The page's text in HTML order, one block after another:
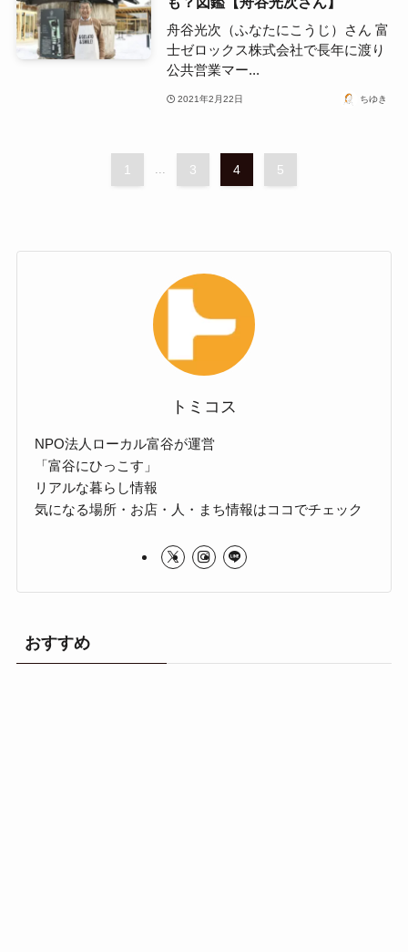
舟谷光次（ふなたにこうじ）さん 富
士ゼロックス株式会社で長年に渡り
公共営業マー...
2021年2月22日 ちゆき
1 ... 3 4 5
トミコス
NPO法人ローカル富谷が運営
「富谷にひっこす」
リアルな暮らし情報
気になる場所・お店・人・まち情報はココでチェック
おすすめ